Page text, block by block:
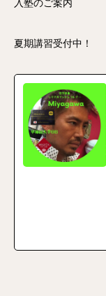
入塾のご案内
夏期講習受付中！